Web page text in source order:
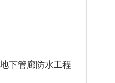
下管廊防水工程